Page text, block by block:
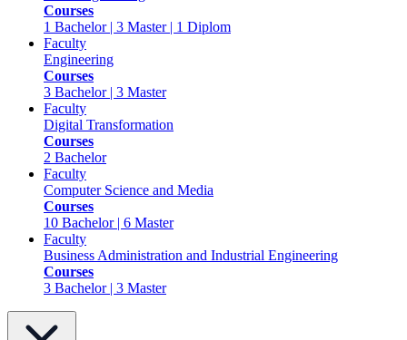
Courses
1 Bachelor | 3 Master | 1 Diplom
Faculty
Engineering
Courses
3 Bachelor | 3 Master
Faculty
Digital Transformation
Courses
2 Bachelor
Faculty
Computer Science and Media
Courses
10 Bachelor | 6 Master
Faculty
Business Administration and Industrial Engineering
Courses
3 Bachelor | 3 Master